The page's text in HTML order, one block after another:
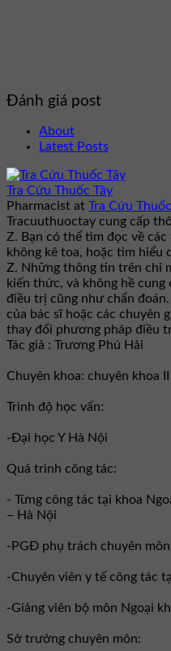
Đánh giá post
About
Latest Posts
Tra Cứu Thuốc Tây
Pharmacist at Tra Cứu
Tracuuthuoctay cung cấp
Z. Bạn có thể tìm đọc về
không kê toa, hoặc tìm hiểu
Z. Những thông tin trên chỉ
kiến thức, và không hề
điều trị cũng như chẩn
của bác sĩ hoặc các chuyên
thay đổi phương pháp điều
Tác giả : Trương Phú Hải
Chuyên khoa: chuyên khoa
Trình độ học vấn:
-Đại học Y Hà Nội
Quá trình công tác:
- Từng công tác tại khoa
– Hà Nội
-PGĐ phụ trách chuyên
-Chuyên viên y tế công tác
-Giảng viên bộ môn Ngoại
Sở trưởng chuyên môn: